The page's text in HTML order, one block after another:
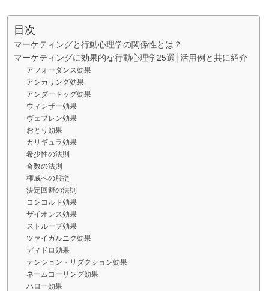
目次
マーケティングと行動心理学の関係性とは？
マーケティングに効果的な行動心理学25選│活用例と共に紹介
アフォーダンス効果
アンカリング効果
アンダードッグ効果
ウィンザー効果
ヴェブレン効果
おとり効果
カリギュラ効果
希少性の法則
奇数の法則
権威への服従
決定回避の法則
コンコルド効果
ザイオンス効果
ストループ効果
ツァイガルニク効果
ディドロ効果
テンション・リダクション効果
ネームコーリング効果
ハロー効果